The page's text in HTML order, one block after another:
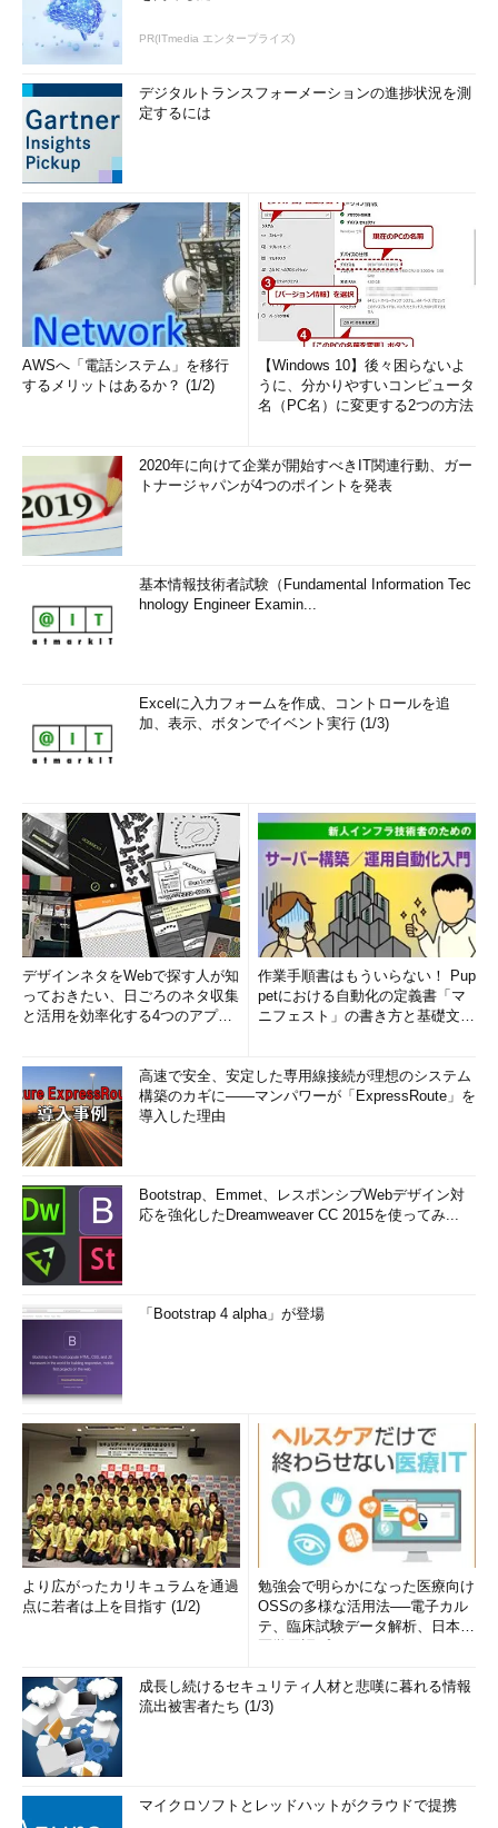
PR(ITmedia エンタープライズ)
デジタルトランスフォーメーションの進捗状況を測
定するには
AWSへ「電話システム」を移行
するメリットはあるか？ (1/2)
【Windows 10】後々困らないよ
うに、分かりやすいコンピュータ
名（PC名）に変更する2つの方法
2020年に向けて企業が開始すべきIT関連行動、ガー
トナージャパンが4つのポイントを発表
基本情報技術者試験（Fundamental Information Tec
hnology Engineer Examin...
Excelに入力フォームを作成、コントロールを追
加、表示、ボタンでイベント実行 (1/3)
デザインネタをWebで探す人が知
っておきたい、日ごろのネタ収集
と活用を効率化する4つのアプリ
作業手順書はもういらない！ Pup
petにおける自動化の定義書「マ
ニフェスト」の書き方と基礎文法
高速で安全、安定した専用線接続が理想のシステム
構築のカギに――マンパワーが「ExpressRoute」を
導入した理由
Bootstrap、Emmet、レスポンシブWebデザイン対
応を強化したDreamweaver CC 2015を使ってみ...
「Bootstrap 4 alpha」が登場
より広がったカリキュラムを通過
点に若者は上を目指す (1/2)
勉強会で明らかになった医療向け
OSSの多様な活用法──電子カル
テ、臨床試験データ解析、日本語
成長し続けるセキュリティ人材と悲嘆に暮れる情報
流出被害者たち (1/3)
マイクロソフトとレッドハットがクラウドで提携